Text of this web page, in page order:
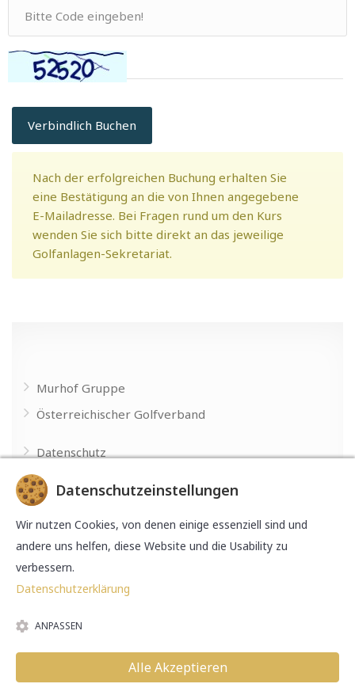
Verbindlich Buchen
Nach der erfolgreichen Buchung erhalten Sie
eine Bestätigung an die von Ihnen angegebene
E-Mailadresse. Bei Fragen rund um den Kurs
wenden Sie sich bitte direkt an das jeweilige
Golfanlagen-Sekretariat.
Murhof Gruppe
Österreichischer Golfverband
Datenschutz
Impressum
Made with by
© 2026 Murhof Gruppe. Alle Rechte vorbehalten.
Datenschutzeinstellungen
Wir nutzen Cookies, von denen einige essenziell sind und
andere uns helfen, diese Website und die Usability zu
verbessern.
Datenschutzerklärung
ANPASSEN
Alle Akzeptieren